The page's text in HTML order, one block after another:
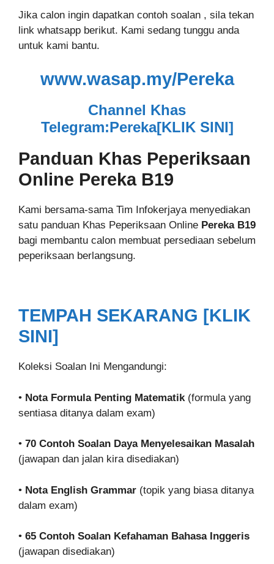
Jika calon ingin dapatkan contoh soalan , sila tekan
link whatsapp berikut. Kami sedang tunggu anda
untuk kami bantu.
www.wasap.my/Pereka
Channel Khas
Telegram:Pereka[KLIK SINI]
Panduan Khas Peperiksaan
Online Pereka B19
Kami bersama-sama Tim Infokerjaya menyediakan
satu panduan Khas Peperiksaan Online Pereka B19
bagi membantu calon membuat persediaan sebelum
peperiksaan berlangsung.
TEMPAH SEKARANG [KLIK
SINI]
Koleksi Soalan Ini Mengandungi:
• Nota Formula Penting Matematik (formula yang
sentiasa ditanya dalam exam)
• 70 Contoh Soalan Daya Menyelesaikan Masalah
(jawapan dan jalan kira disediakan)
• Nota English Grammar (topik yang biasa ditanya
dalam exam)
• 65 Contoh Soalan Kefahaman Bahasa Inggeris
(jawapan disediakan)